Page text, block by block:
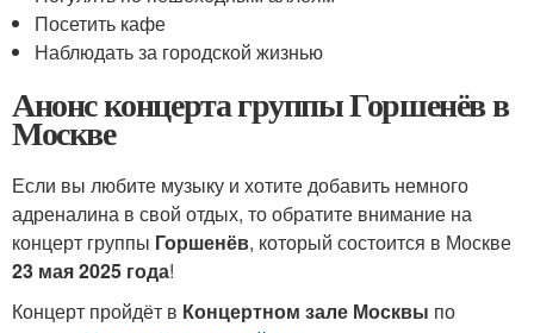
Посетить кафе
Наблюдать за городской жизнью
Анонс концерта группы Горшенёв в
Москве
Если вы любите музыку и хотите добавить немного
адреналина в свой отдых, то обратите внимание на
концерт группы Горшенёв, который состоится в Москве
23 мая 2025 года!
Концерт пройдёт в Концертном зале Москвы по